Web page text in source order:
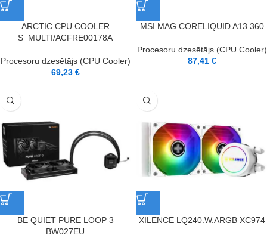
ARCTIC CPU COOLER
S_MULTI/ACFRE00178A
Procesoru dzesētājs (CPU Cooler)
69,23 €
MSI MAG CORELIQUID A13 360
Procesoru dzesētājs (CPU Cooler)
87,41 €
BE QUIET PURE LOOP 3
BW027EU
XILENCE LQ240.W.ARGB XC974